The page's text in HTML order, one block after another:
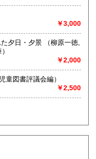
チャー、古書一般（そ
展カタログ
￥3,000
景 （柳原一徳,
￥2,000
（日本国際児童図書評議会編）
￥2,500